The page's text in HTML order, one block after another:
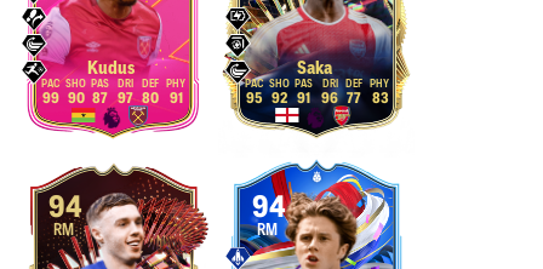
Kudus
99 90 87 97 80 91
Saka
95 92 91 96 77 83
94
RM
94
RM